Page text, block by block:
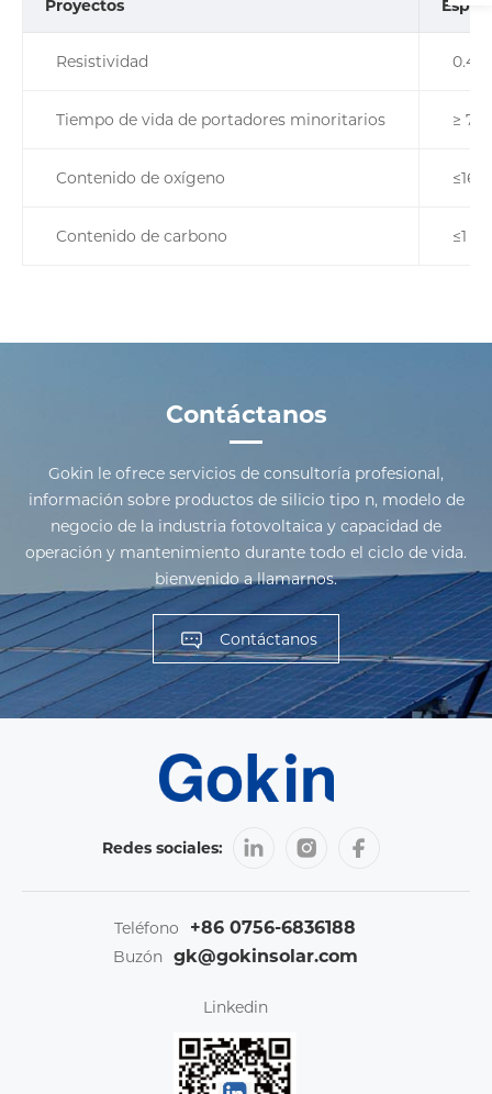
Proyectos
Resistividad 0.4-
Tiempo de vida de portadores minoritarios ≥ 70
Contenido de oxígeno ≤16
Contenido de carbono ≤1
Contáctanos
Gokin le ofrece servicios de consultoría profesional,
información sobre productos de silicio tipo n, modelo de
negocio de la industria fotovoltaica y capacidad de
operación y mantenimiento durante todo el ciclo de vida.
bienvenido a llamarnos.
Contáctanos
Redes sociales:
Teléfono +86 0756-6836188
Buzón gk@gokinsolar.com
Linkedin